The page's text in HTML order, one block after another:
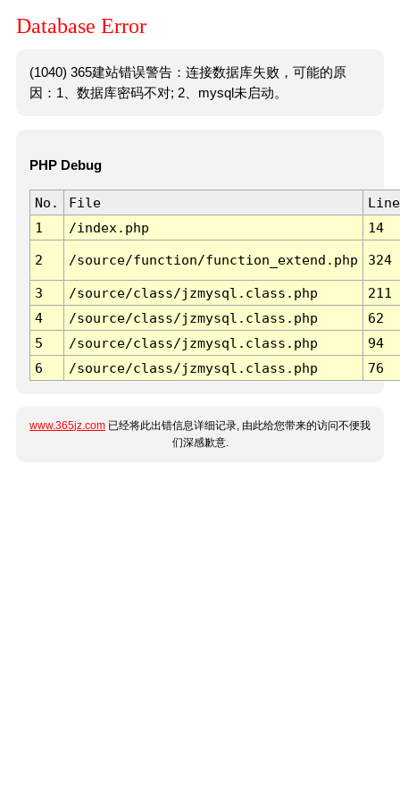
Database Error
(1040) 365建站错误警告：连接数据库失败，可能的原
因：1、数据库密码不对; 2、mysql未启动。
PHP Debug
No. File
Line
1
/index.php 14
2 /source/function/function_extend.php 324
3 /source/class/jzmysql.class.php
211
4
/source/class/jzmysql.class.php
62
5
/source/class/jzmysql.class.php
94
6
/source/class/jzmysql.class.php 76
www.365jz.com 已经将此出错信息详细记录, 由此给您带来的访问不便我
们深感歉意.